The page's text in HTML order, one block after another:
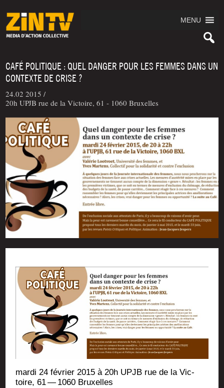
MENU
CAFÉ POLITIQUE : QUEL DANGER POUR LES FEMMES DANS UN
CONTEXTE DE CRISE ?
24.02 2015 /
20h UPJB rue de la Victoire, 61 - 1060 Bruxelles
mar­di 24 février 2015 à 20h UPJB rue de la Vic­
toire, 61 — 1060 Bruxelles